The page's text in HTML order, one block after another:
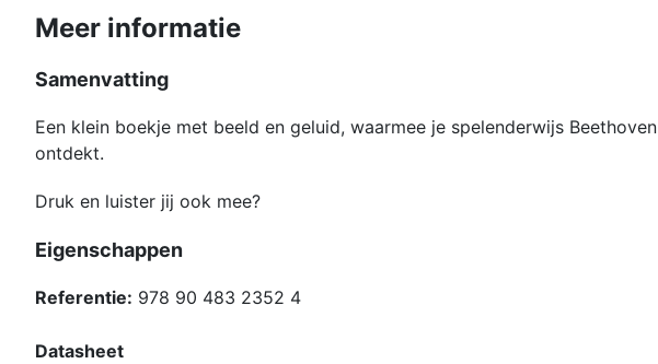
Meer informatie
Samenvatting
Een klein boekje met beeld en geluid, waarmee je spelenderwijs Beethoven
ontdekt.
Druk en luister jij ook mee?
Eigenschappen
Referentie: 978 90 483 2352 4
Datasheet